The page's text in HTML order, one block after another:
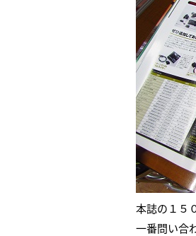
本誌の１５
一番問い合